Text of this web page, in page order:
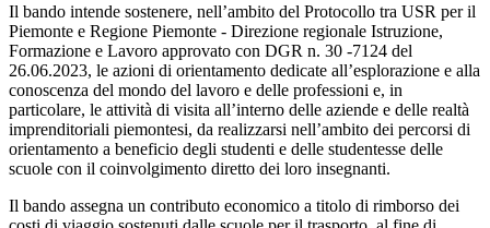
Il bando intende sostenere, nell’ambito del Protocollo tra USR per il
Piemonte e Regione Piemonte - Direzione regionale Istruzione,
Formazione e Lavoro approvato con DGR n. 30 -7124 del
26.06.2023, le azioni di orientamento dedicate all’esplorazione e alla
conoscenza del mondo del lavoro e delle professioni e, in
particolare, le attività di visita all’interno delle aziende e delle realtà
imprenditoriali piemontesi, da realizzarsi nell’ambito dei percorsi di
orientamento a beneficio degli studenti e delle studentesse delle
scuole con il coinvolgimento diretto dei loro insegnanti.
Il bando assegna un contributo economico a titolo di rimborso dei